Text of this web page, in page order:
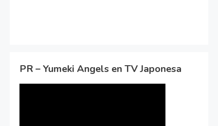
PR – Yumeki Angels en TV Japonesa